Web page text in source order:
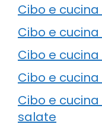
Cibo e
Cibo e
Cibo e
Cibo e
Cibo e
salate